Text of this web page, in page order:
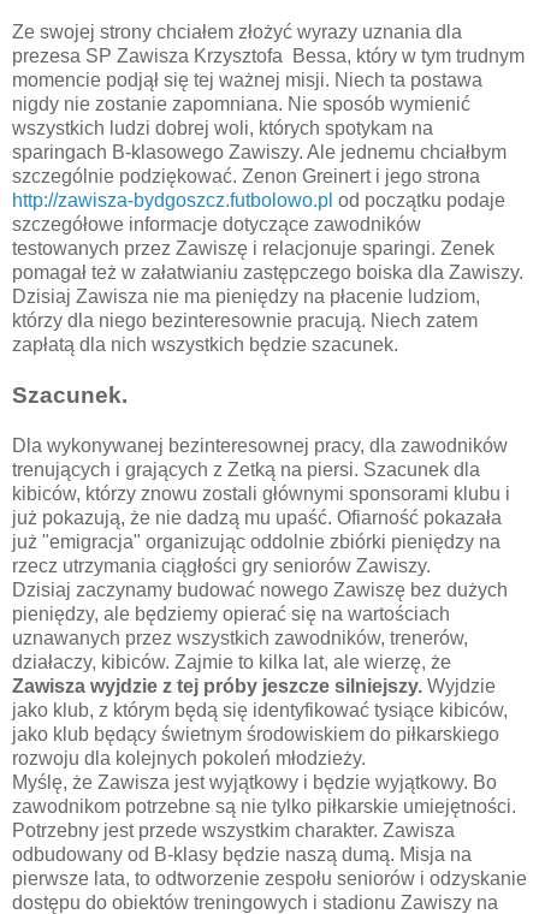
Ze swojej strony chciałem złożyć wyrazy uznania dla
prezesa SP Zawisza Krzysztofa Bessa, który w tym trudnym
momencie podjął się tej ważnej misji. Niech ta postawa
nigdy nie zostanie zapomniana. Nie sposób wymienić
wszystkich ludzi dobrej woli, których spotykam na
sparingach B-klasowego Zawiszy. Ale jednemu chciałbym
szczególnie podziękować. Zenon Greinert i jego strona
http://zawisza-bydgoszcz.futbolowo.pl od początku podaje
szczegółowe informacje dotyczące zawodników
testowanych przez Zawiszę i relacjonuje sparingi. Zenek
pomagał też w załatwianiu zastępczego boiska dla Zawiszy.
Dzisiaj Zawisza nie ma pieniędzy na płacenie ludziom,
którzy dla niego bezinteresownie pracują. Niech zatem
zapłatą dla nich wszystkich będzie szacunek.
Szacunek.
Dla wykonywanej bezinteresownej pracy, dla zawodników
trenujących i grających z Zetką na piersi. Szacunek dla
kibiców, którzy znowu zostali głównymi sponsorami klubu i
już pokazują, że nie dadzą mu upaść. Ofiarność pokazała
już "emigracja" organizując oddolnie zbiórki pieniędzy na
rzecz utrzymania ciągłości gry seniorów Zawiszy.
Dzisiaj zaczynamy budować nowego Zawiszę bez dużych
pieniędzy, ale będziemy opierać się na wartościach
uznawanych przez wszystkich zawodników, trenerów,
działaczy, kibiców. Zajmie to kilka lat, ale wierzę, że
Zawisza wyjdzie z tej próby jeszcze silniejszy. Wyjdzie
jako klub, z którym będą się identyfikować tysiące kibiców,
jako klub będący świetnym środowiskiem do piłkarskiego
rozwoju dla kolejnych pokoleń młodzieży.
Myślę, że Zawisza jest wyjątkowy i będzie wyjątkowy. Bo
zawodnikom potrzebne są nie tylko piłkarskie umiejętności.
Potrzebny jest przede wszystkim charakter. Zawisza
odbudowany od B-klasy będzie naszą dumą. Misja na
pierwsze lata, to odtworzenie zespołu seniorów i odzyskanie
dostępu do obiektów treningowych i stadionu Zawiszy na